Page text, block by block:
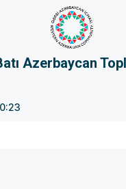
Azerbaycan